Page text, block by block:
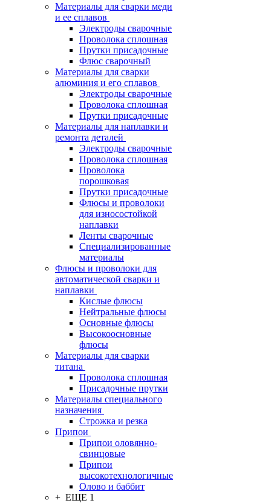
Материалы для сварки меди
и ее сплавов
Электроды сварочные
Проволока сплошная
Прутки присадочные
Флюс сварочный
Материалы для сварки
алюминия и его сплавов
Электроды сварочные
Проволока сплошная
Прутки присадочные
Материалы для наплавки и
ремонта деталей
Электроды сварочные
Проволока сплошная
Проволока
порошковая
Прутки присадочные
Флюсы и проволоки
для износостойкой
наплавки
Ленты сварочные
Специализированные
материалы
Флюсы и проволоки для
автоматической сварки и
наплавки
Кислые флюсы
Нейтральные флюсы
Основные флюсы
Высокоосновные
флюсы
Материалы для сварки
титана
Проволока сплошная
Присадочные прутки
Материалы специального
назначения
Строжка и резка
Припои
Припои оловянно-
свинцовые
Припои
высокотехнологичные
Олово и баббит
+ ЕЩЕ 1